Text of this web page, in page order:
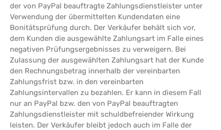
der von PayPal beauftragte Zahlungsdienstleister unter
Verwendung der übermittelten Kundendaten eine
Bonitätsprüfung durch. Der Verkäufer behält sich vor,
dem Kunden die ausgewählte Zahlungsart im Falle eines
negativen Prüfungsergebnisses zu verweigern. Bei
Zulassung der ausgewählten Zahlungsart hat der Kunde
den Rechnungsbetrag innerhalb der vereinbarten
Zahlungsfrist bzw. in den vereinbarten
Zahlungsintervallen zu bezahlen. Er kann in diesem Fall
nur an PayPal bzw. den von PayPal beauftragten
Zahlungsdienstleister mit schuldbefreiender Wirkung
leisten. Der Verkäufer bleibt jedoch auch im Falle der